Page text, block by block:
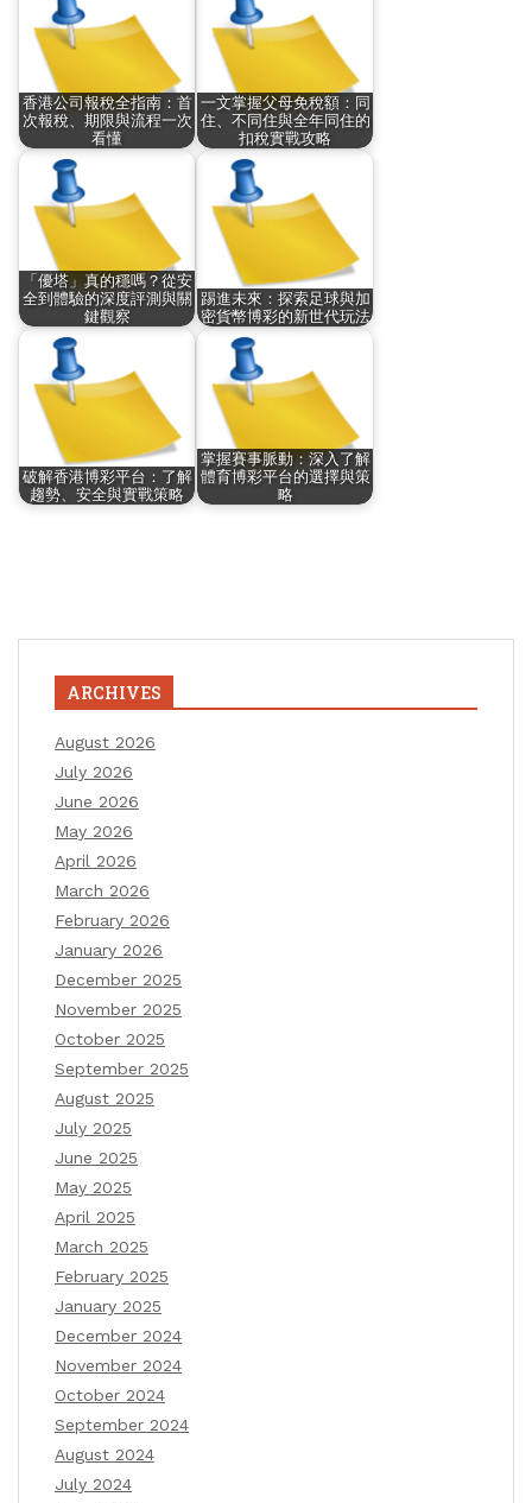
香港公司報稅全指南：首
次報稅、期限與流程一次
看懂
一文掌握父母免稅額：同
住、不同住與全年同住的
扣稅實戰攻略
「優塔」真的穩嗎？從安
全到體驗的深度評測與關
鍵觀察
踢進未來：探索足球與加
密貨幣博彩的新世代玩法
破解香港博彩平台：了解
趨勢、安全與實戰策略
掌握賽事脈動：深入了解
體育博彩平台的選擇與策
略
ARCHIVES
August 2026
July 2026
June 2026
May 2026
April 2026
March 2026
February 2026
January 2026
December 2025
November 2025
October 2025
September 2025
August 2025
July 2025
June 2025
May 2025
April 2025
March 2025
February 2025
January 2025
December 2024
November 2024
October 2024
September 2024
August 2024
July 2024